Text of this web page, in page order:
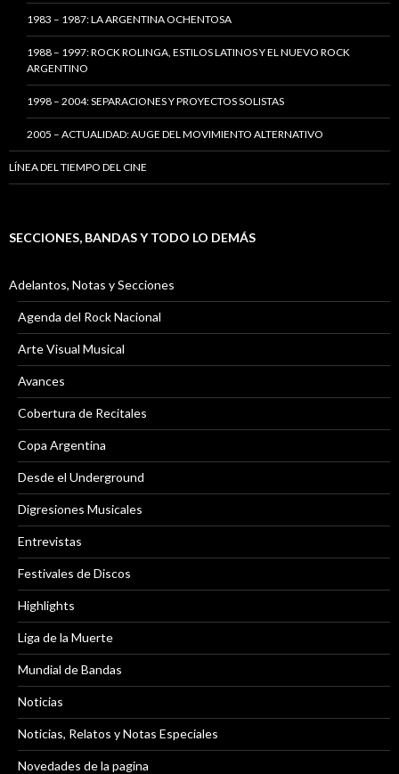
1983 – 1987: LA ARGENTINA OCHENTOSA
1988 – 1997: ROCK ROLINGA, ESTILOS LATINOS Y EL NUEVO ROCK
ARGENTINO
1998 – 2004: SEPARACIONES Y PROYECTOS SOLISTAS
2005 – ACTUALIDAD: AUGE DEL MOVIMIENTO ALTERNATIVO
LÍNEA DEL TIEMPO DEL CINE
SECCIONES, BANDAS Y TODO LO DEMÁS
Adelantos, Notas y Secciones
Agenda del Rock Nacional
Arte Visual Musical
Avances
Cobertura de Recitales
Copa Argentina
Desde el Underground
Digresiones Musicales
Entrevistas
Festivales de Discos
Highlights
Liga de la Muerte
Mundial de Bandas
Noticias
Noticias, Relatos y Notas Especiales
Novedades de la pagina